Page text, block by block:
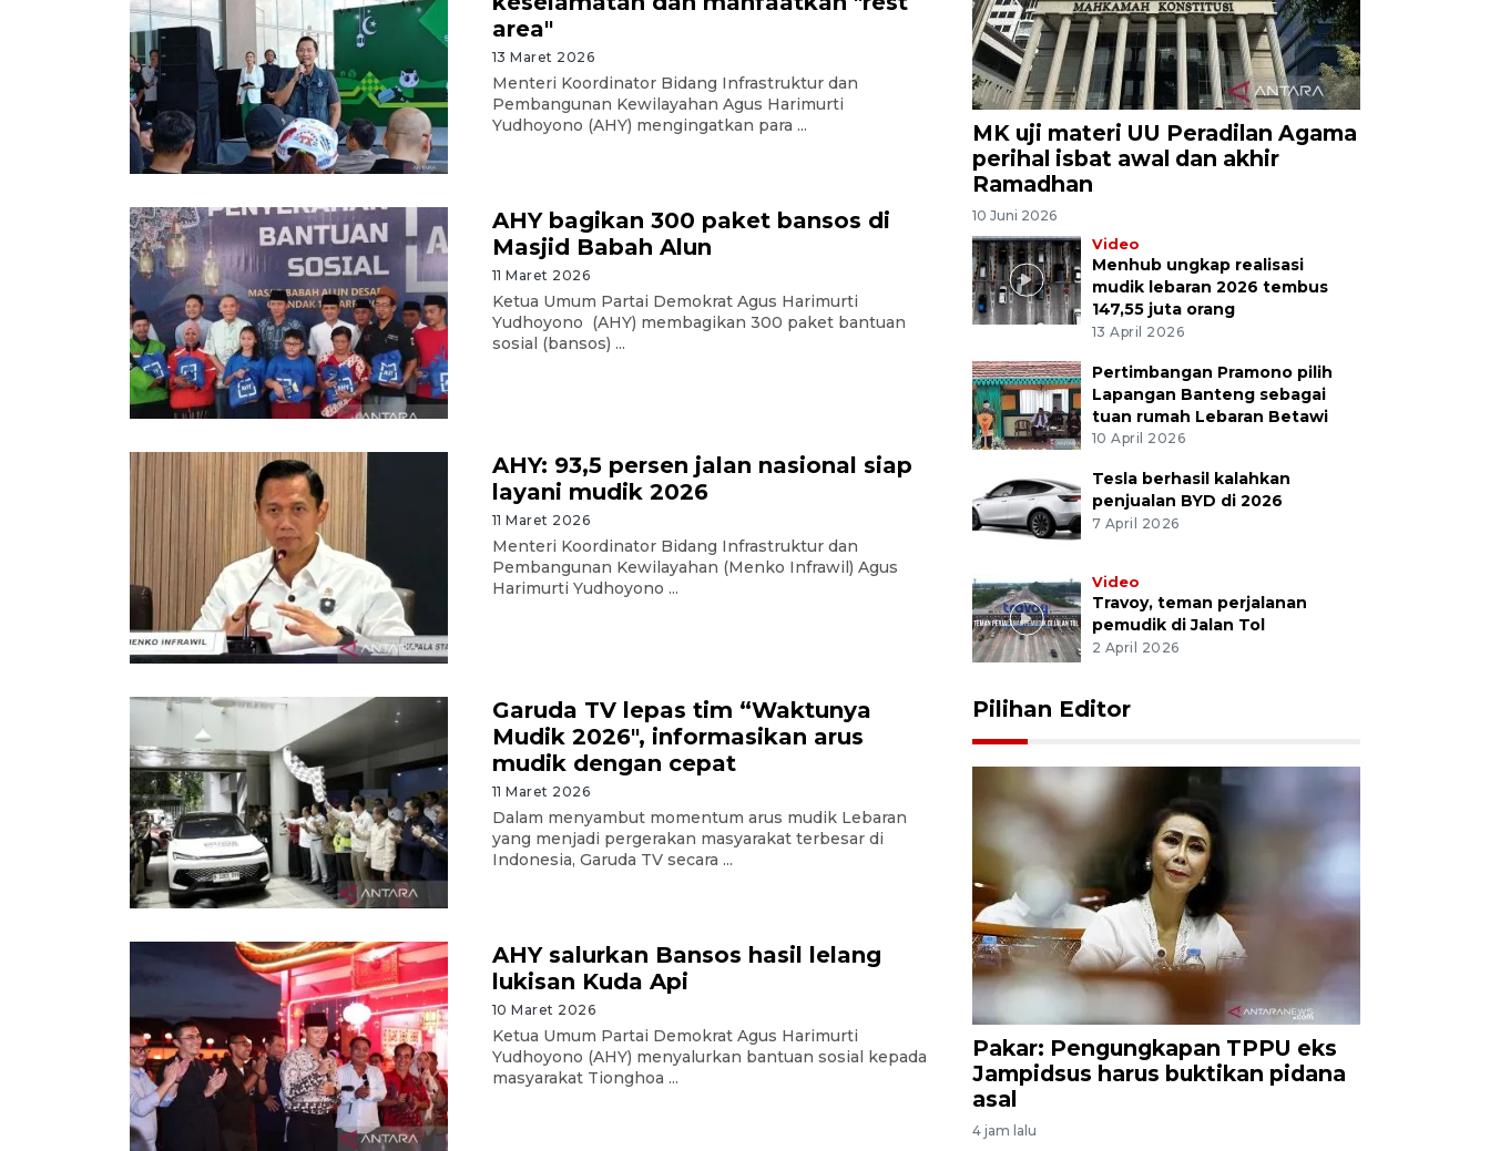
area"
13 Maret 2026
Menteri Koordinator Bidang Infrastruktur dan
Pembangunan Kewilayahan Agus Harimurti
Yudhoyono (AHY) mengingatkan para ...
AHY bagikan 300 paket bansos di
Masjid Babah Alun
11 Maret 2026
Ketua Umum Partai Demokrat Agus Harimurti
Yudhoyono (AHY) membagikan 300 paket bantuan
sosial (bansos) ...
AHY: 93,5 persen jalan nasional siap
layani mudik 2026
11 Maret 2026
Menteri Koordinator Bidang Infrastruktur dan
Pembangunan Kewilayahan (Menko Infrawil) Agus
Harimurti Yudhoyono ...
Garuda TV lepas tim “Waktunya
Mudik 2026", informasikan arus
mudik dengan cepat
11 Maret 2026
Dalam menyambut momentum arus mudik Lebaran
yang menjadi pergerakan masyarakat terbesar di
Indonesia, Garuda TV secara ...
AHY salurkan Bansos hasil lelang
lukisan Kuda Api
10 Maret 2026
Ketua Umum Partai Demokrat Agus Harimurti
Yudhoyono (AHY) menyalurkan bantuan sosial kepada
masyarakat Tionghoa ...
MK uji materi UU Peradilan Agama
perihal isbat awal dan akhir
Ramadhan
10 Juni 2026
Video
Menhub ungkap realisasi
mudik lebaran 2026 tembus
147,55 juta orang
13 April 2026
Pertimbangan Pramono pilih
Lapangan Banteng sebagai
tuan rumah Lebaran Betawi
10 April 2026
Tesla berhasil kalahkan
penjualan BYD di 2026
7 April 2026
Video
Travoy, teman perjalanan
pemudik di Jalan Tol
2 April 2026
Pilihan Editor
Pakar: Pengungkapan TPPU eks
Jampidsus harus buktikan pidana
asal
4 jam lalu